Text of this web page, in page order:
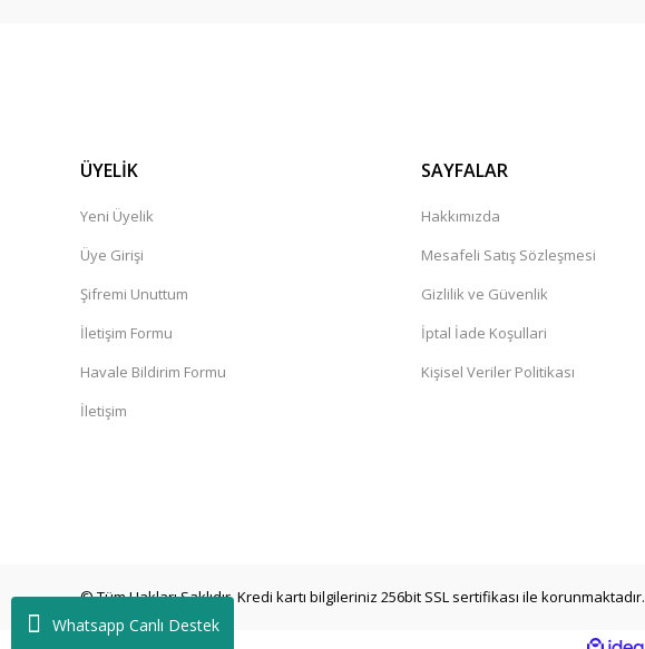
Whatsapp Canlı Destek
ÜYELİK
Yeni Üyelik
Üye Girişi
Şifremi Unuttum
İletişim Formu
Havale Bildirim Formu
İletişim
SAYFALAR
Hakkımızda
Mesafeli Satış Sözleşmesi
Gizlilik ve Güvenlik
İptal İade Koşullari
Kişisel Veriler Politikası
© Tüm Hakları Saklıdır. Kredi kartı bilgileriniz 256bit SSL sertifikası ile korunmaktadır.